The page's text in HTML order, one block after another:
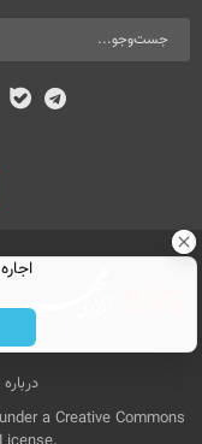
a Creative Commons